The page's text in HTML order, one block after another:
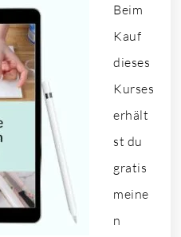
Beim
Kauf
dieses
Kurses
erhält
st du
gratis
meine
n